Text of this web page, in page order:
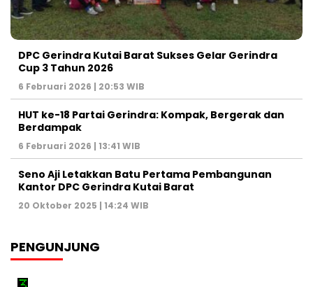
DPC Gerindra Kutai Barat Sukses Gelar Gerindra
Cup 3 Tahun 2026
6 Februari 2026 | 20:53 WIB
HUT ke-18 Partai Gerindra: Kompak, Bergerak dan
Berdampak
6 Februari 2026 | 13:41 WIB
Seno Aji Letakkan Batu Pertama Pembangunan
Kantor DPC Gerindra Kutai Barat
20 Oktober 2025 | 14:24 WIB
PENGUNJUNG